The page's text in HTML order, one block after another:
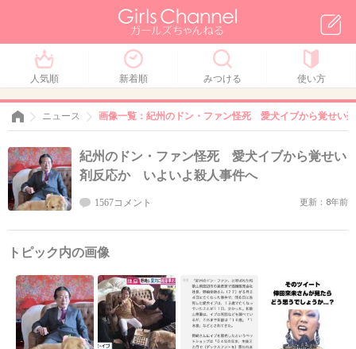
人気順 新着順 みつける 使い方
ニュース 画像一覧：紀州のドン・ファン怪死 愛犬イブから覚せい
紀州のドン・ファン怪死 愛犬イブから覚せい
剤反応か いよいよ殺人事件へ
1567コメント 更新：8年前
トピック内の画像